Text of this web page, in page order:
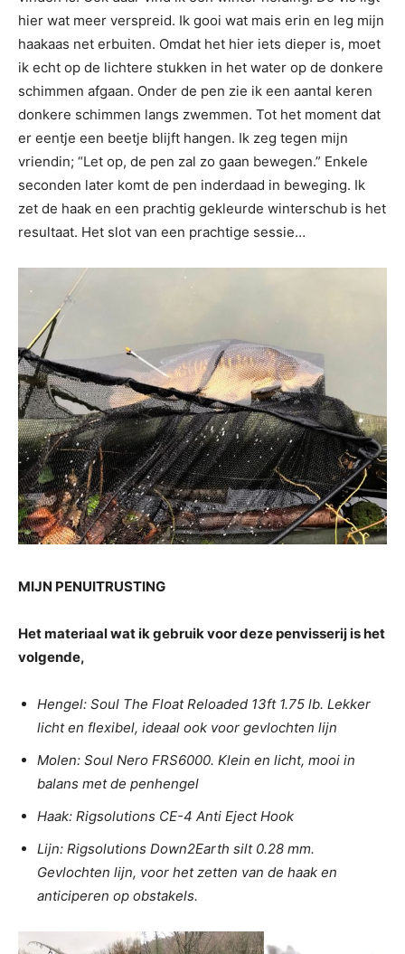
hier wat meer verspreid. Ik gooi wat mais erin en leg mijn
haakaas net erbuiten. Omdat het hier iets dieper is, moet
ik echt op de lichtere stukken in het water op de donkere
schimmen afgaan. Onder de pen zie ik een aantal keren
donkere schimmen langs zwemmen. Tot het moment dat
er eentje een beetje blijft hangen. Ik zeg tegen mijn
vriendin; “Let op, de pen zal zo gaan bewegen.” Enkele
seconden later komt de pen inderdaad in beweging. Ik
zet de haak en een prachtig gekleurde winterschub is het
resultaat. Het slot van een prachtige sessie…
MIJN PENUITRUSTING
Het materiaal wat ik gebruik voor deze penvisserij is het
volgende,
Hengel: Soul The Float Reloaded 13ft 1.75 lb. Lekker
licht en flexibel, ideaal ook voor gevlochten lijn
Molen: Soul Nero FRS6000. Klein en licht, mooi in
balans met de penhengel
Haak: Rigsolutions CE-4 Anti Eject Hook
Lijn: Rigsolutions Down2Earth silt 0.28 mm.
Gevlochten lijn, voor het zetten van de haak en
anticiperen op obstakels.